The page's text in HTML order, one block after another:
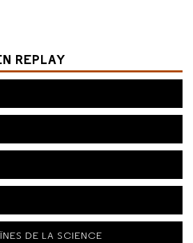
REPLAY
DE LA SCIENCE